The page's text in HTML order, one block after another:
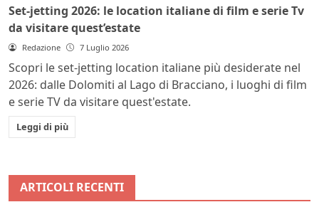
Set-jetting 2026: le location italiane di film e serie Tv
da visitare quest’estate
Redazione 7 Luglio 2026
Scopri le set-jetting location italiane più desiderate nel
2026: dalle Dolomiti al Lago di Bracciano, i luoghi di film
e serie TV da visitare quest'estate.
Leggi di più
ARTICOLI RECENTI